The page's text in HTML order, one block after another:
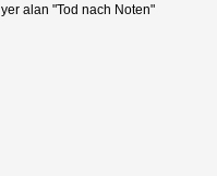
alan "Tod nach Noten"